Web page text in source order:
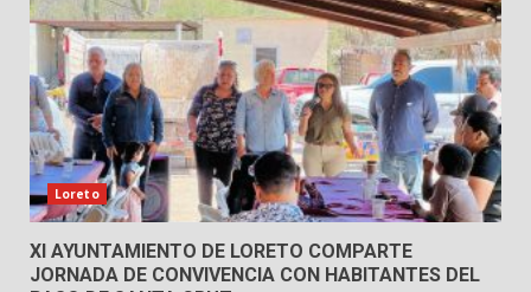
Loreto
XI AYUNTAMIENTO DE LORETO COMPARTE
JORNADA DE CONVIVENCIA CON HABITANTES DEL